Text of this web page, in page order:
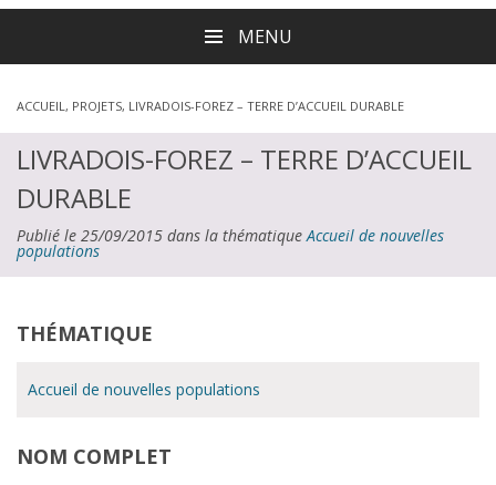
MENU
ACCUEIL, PROJETS, LIVRADOIS-FOREZ – TERRE D’ACCUEIL DURABLE
LIVRADOIS-FOREZ – TERRE D’ACCUEIL
DURABLE
Publié le 25/09/2015 dans la thématiqueAccueil de nouvelles
populations
THÉMATIQUE
Accueil de nouvelles populations
NOM COMPLET